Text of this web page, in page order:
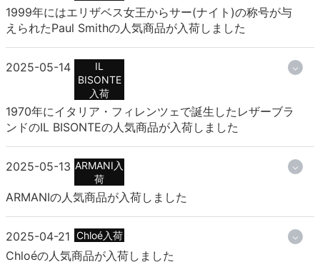
1999年にはエリザベス女王からサー(ナイト)の称号が与
えられたPaul Smithの人気商品が入荷しました
2025-05-14
IL
BISONTE
入荷
1970年にイタリア・フィレンツェで誕生したレザーブラ
ンドのIL BISONTEの人気商品が入荷しました
2025-05-13 ARMANI入
荷
ARMANIの人気商品が入荷しました
2025-04-21 Chloé入荷
Chloéの人気商品が入荷しました